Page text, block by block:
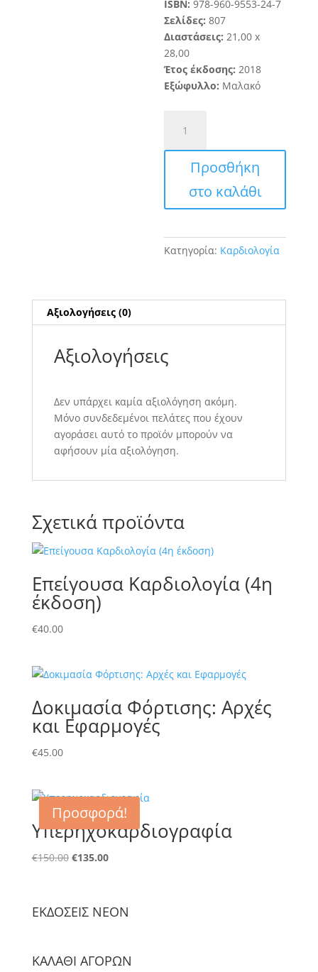
ISBN:978-960-9553-24-7
Σελίδες:807
Διαστάσεις:21 ,00 x
28,00
Έτος έκδοσης:2018
Εξώφυλλο: Μαλακό
Καρδιαγγειακού
Συστήματος
ποσότηταΠροσθήκη
στο καλάθι
Κατηγορία: Καρδιολογία
Αξιολογήσεις (0)
Αξιολογήσεις
Δεν υπάρχει καμία αξιολόγηση ακόμη.
Μόνο συνδεδεμένοι πελάτες που έχουν
αγοράσει αυτό το προϊόν μπορούν να
αφήσουν μία αξιολόγηση.
Σχετικά προϊόντα
Επείγουσα Καρδιολογία (4η
έκδοση)
€40.00
Δοκιμασία Φόρτισης: Αρχές
και Εφαρμογές
€45.00
Προσφορά!
Υπερηχοκαρδιογραφία
€150.00 Original
€150.00.
€135.00Η
είναι:
ΕΚΔΟΣΕΙΣ NΕΟΝ
ΚΑΛΑΘΙ ΑΓΟΡΩΝ